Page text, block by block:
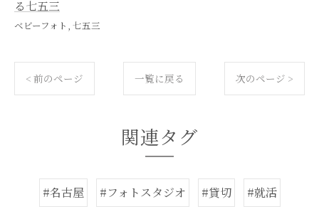
る七五三
ベビーフォト 七五三
< 前のページ 一覧に戻る 次のページ >
関連タグ
#名古屋 #フォトスタジオ #貸切 #就活